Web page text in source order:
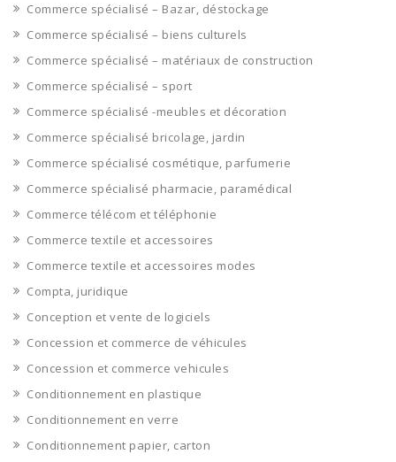
Commerce spécialisé – Bazar, déstockage
Commerce spécialisé – biens culturels
Commerce spécialisé – matériaux de construction
Commerce spécialisé – sport
Commerce spécialisé -meubles et décoration
Commerce spécialisé bricolage, jardin
Commerce spécialisé cosmétique, parfumerie
Commerce spécialisé pharmacie, paramédical
Commerce télécom et téléphonie
Commerce textile et accessoires
Commerce textile et accessoires modes
Compta, juridique
Conception et vente de logiciels
Concession et commerce de véhicules
Concession et commerce vehicules
Conditionnement en plastique
Conditionnement en verre
Conditionnement papier, carton